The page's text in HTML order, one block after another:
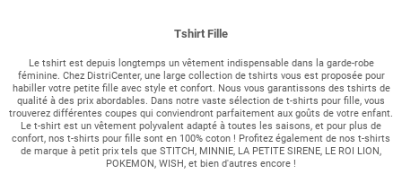
Tshirt Fille
Le tshirt est depuis longtemps un vêtement indispensable dans la garde-robe
féminine. Chez DistriCenter, une large collection de tshirts vous est proposée pour
habiller votre petite fille avec style et confort. Nous vous garantissons des tshirts de
qualité à des prix abordables. Dans notre vaste sélection de t-shirts pour fille, vous
trouverez différentes coupes qui conviendront parfaitement aux goûts de votre enfant.
Le t-shirt est un vêtement polyvalent adapté à toutes les saisons, et pour plus de
confort, nos t-shirts pour fille sont en 100% coton ! Profitez également de nos t-shirts
de marque à petit prix tels que STITCH, MINNIE, LA PETITE SIRENE, LE ROI LION,
POKEMON, WISH, et bien d'autres encore !